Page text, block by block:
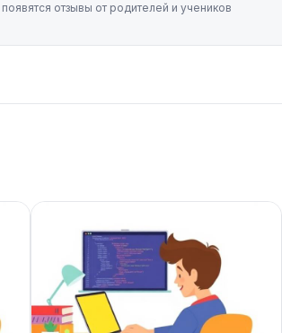
отзывы от родителей и учеников